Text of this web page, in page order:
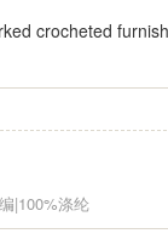
crocheted
|100%涤纶